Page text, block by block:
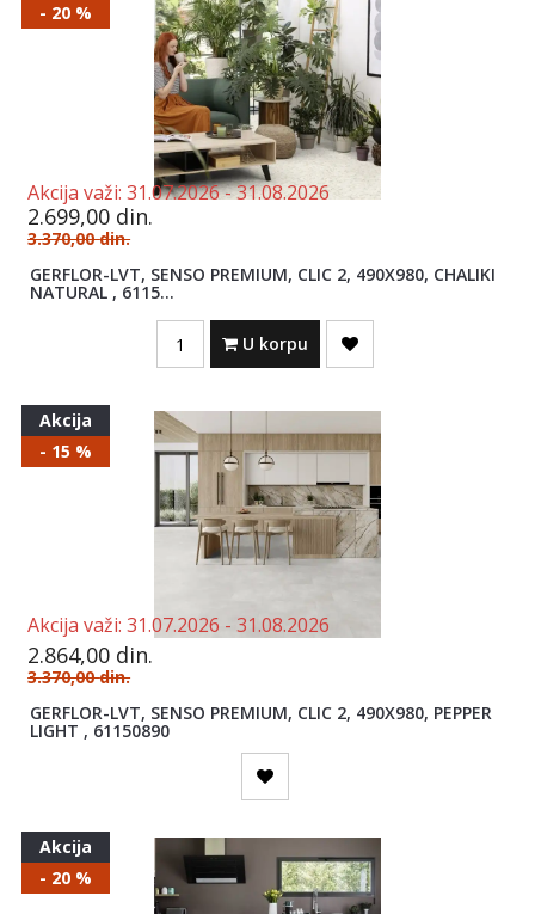
- 20 %
Akcija važi: 31.07.2026 -31.08.2026
2.699,00 din.
3.370,00din.
GERFLOR-LVT, SENSO PREMIUM, CLIC 2, 490X980, CHALIKI
NATURAL , 6115...
U korpu
Akcija
- 15 %
Akcija važi: 31.07.2026 -31.08.2026
2.864,00 din.
3.370,00din.
GERFLOR-LVT, SENSO PREMIUM, CLIC 2, 490X980, PEPPER
LIGHT , 61150890
Akcija
- 20 %